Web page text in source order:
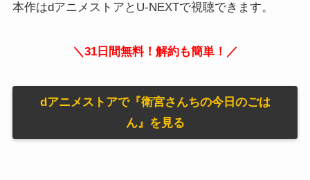
本作はdアニメストアとU-NEXTで視聴できます。
＼31日間無料！解約も簡単！／
dアニメストアで『衛宮さんちの今日のごは
ん』を見る